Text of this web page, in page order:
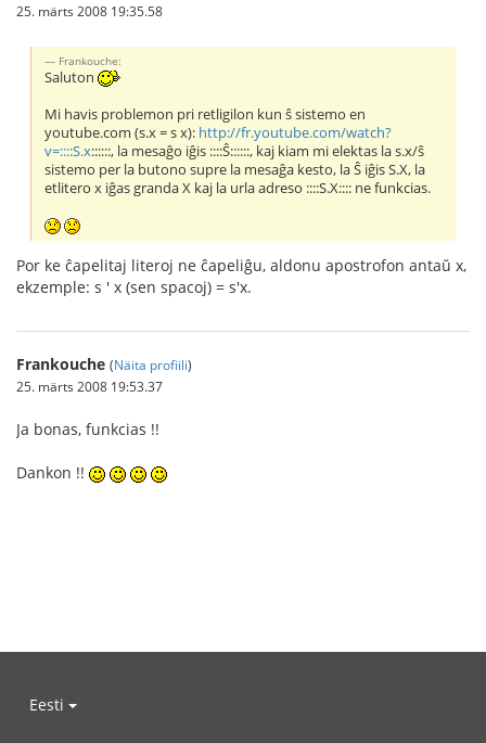
25. märts 2008 19:35.58
Frankouche:
Saluton
Mi havis problemon pri retligilon kun ŝ sistemo en
youtube.com (s.x = s x): http://fr.youtube.com/watch?
v=::::S.x::::::, la mesaĝo iĝis ::::Ŝ::::::, kaj kiam mi elektas la s.x/ŝ
sistemo per la butono supre la mesaĝa kesto, la Ŝ iĝis S.X, la
etlitero x iĝas granda X kaj la urla adreso ::::S.X:::: ne funkcias.
Por ke ĉapelitaj literoj ne ĉapeliĝu, aldonu apostrofon antaŭ x,
ekzemple: s ' x (sen spacoj) = s'x.
Frankouche (Näita profiili)
25. märts 2008 19:53.37
Ja bonas, funkcias !!
Dankon !!
Eesti